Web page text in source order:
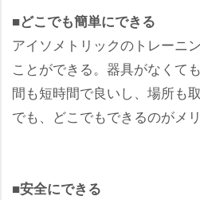
■どこでも簡単にできる
アイソメトリックのトレーニ
ことができる。器具がなくて
間も短時間で良いし、場所も
でも、どこでもできるのがメ
■安全にできる